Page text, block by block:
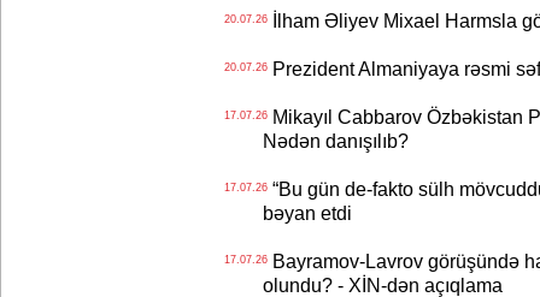
20.07.26İlham Əliyev Mixael Harmsla
20.07.26Prezident Almaniyaya rəsmi
17.07.26Mikayıl Cabbarov Özbəkistan
Nədən danışılıb?
17.07.26“Bu gün de-fakto sülh
bəyan etdi
17.07.26Bayramov-Lavrov görüşündə
olundu? - XİN-dən açıqlama